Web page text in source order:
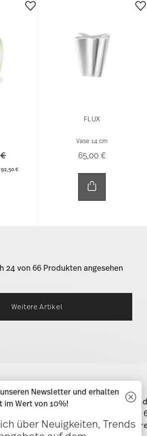
from
to
92,50 €
FLUX
Vase 14 cm
65,00 €
24 von 66 Produkten angesehen
Weitere Artikel
vom Hersteller
Newsletter und erhalten
im Wert von 10%!
über Neuigkeiten, Trends